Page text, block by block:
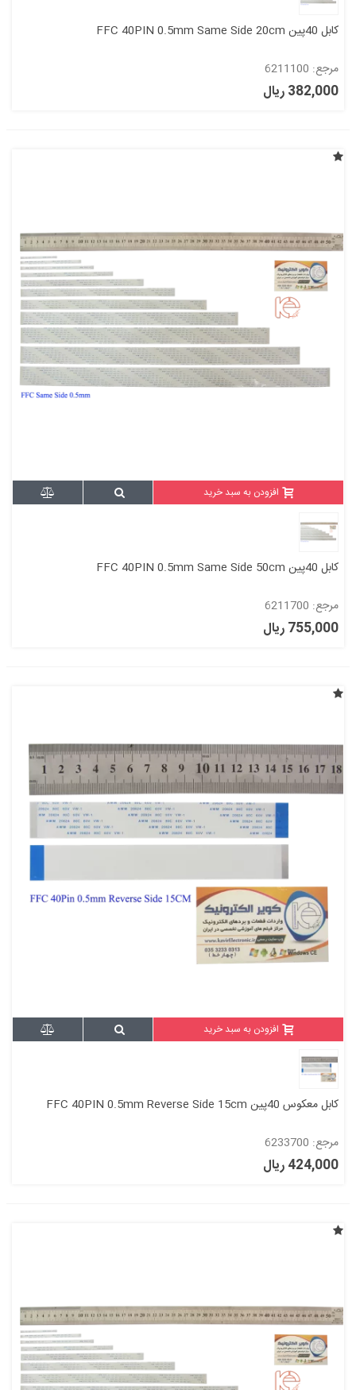
کابل 40پین FFC 40PIN 0.5mm Same Side 20cm
مرجع: 6211100
382,000 ریال
افزودن به سبد خرید
کابل 40پین FFC 40PIN 0.5mm Same Side 50cm
مرجع: 6211700
755,000 ریال
افزودن به سبد خرید
کابل معکوس 40پین FFC 40PIN 0.5mm Reverse Side 15cm
مرجع: 6233700
424,000 ریال